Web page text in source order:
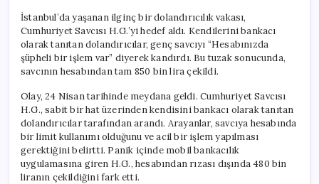
Bin
Lira
Tuzağı
için
İstanbul’da yaşanan ilginç bir dolandırıcılık vakası,
Cumhuriyet Savcısı H.G.’yi hedef aldı. Kendilerini bankacı
olarak tanıtan dolandırıcılar, genç savcıyı “Hesabınızda
şüpheli bir işlem var” diyerek kandırdı. Bu tuzak sonucunda,
savcının hesabından tam 850 bin lira çekildi.
Olay, 24 Nisan tarihinde meydana geldi. Cumhuriyet Savcısı
H.G., sabit bir hat üzerinden kendisini bankacı olarak tanıtan
dolandırıcılar tarafından arandı. Arayanlar, savcıya hesabında
bir limit kullanımı olduğunu ve acil bir işlem yapılması
gerektiğini belirtti. Panik içinde mobil bankacılık
uygulamasına giren H.G., hesabından rızası dışında 480 bin
liranın çekildiğini fark etti.